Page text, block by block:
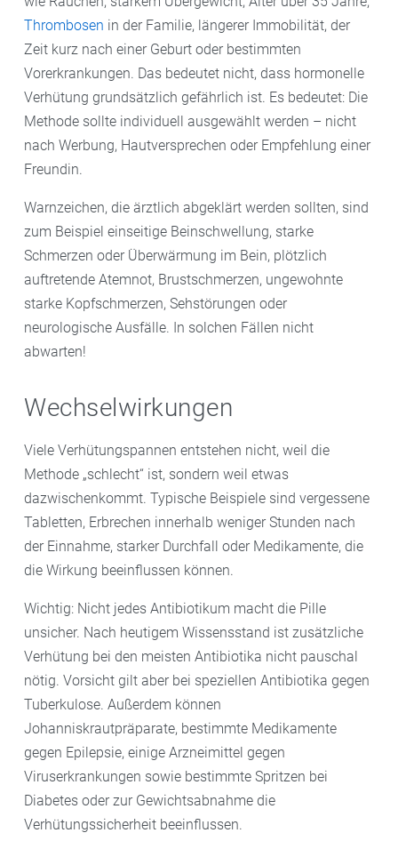
Thrombosen in der Familie, längerer Immobilität, der
Zeit kurz nach einer Geburt oder bestimmten
Vorerkrankungen. Das bedeutet nicht, dass hormonelle
Verhütung grundsätzlich gefährlich ist. Es bedeutet: Die
Methode sollte individuell ausgewählt werden – nicht
nach Werbung, Hautversprechen oder Empfehlung einer
Freundin.
Warnzeichen, die ärztlich abgeklärt werden sollten, sind
zum Beispiel einseitige Beinschwellung, starke
Schmerzen oder Überwärmung im Bein, plötzlich
auftretende Atemnot, Brustschmerzen, ungewohnte
starke Kopfschmerzen, Sehstörungen oder
neurologische Ausfälle. In solchen Fällen nicht
abwarten!
Wechselwirkungen
Viele Verhütungspannen entstehen nicht, weil die
Methode „schlecht“ ist, sondern weil etwas
dazwischenkommt. Typische Beispiele sind vergessene
Tabletten, Erbrechen innerhalb weniger Stunden nach
der Einnahme, starker Durchfall oder Medikamente, die
die Wirkung beeinflussen können.
Wichtig: Nicht jedes Antibiotikum macht die Pille
unsicher. Nach heutigem Wissensstand ist zusätzliche
Verhütung bei den meisten Antibiotika nicht pauschal
nötig. Vorsicht gilt aber bei speziellen Antibiotika gegen
Tuberkulose. Außerdem können
Johanniskrautpräparate, bestimmte Medikamente
gegen Epilepsie, einige Arzneimittel gegen
Viruserkrankungen sowie bestimmte Spritzen bei
Diabetes oder zur Gewichtsabnahme die
Verhütungssicherheit beeinflussen.